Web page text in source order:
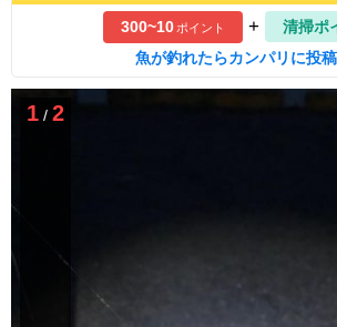
300~10ポイント +
清掃ポ
魚が釣れたらカンパリに投
1 / 2